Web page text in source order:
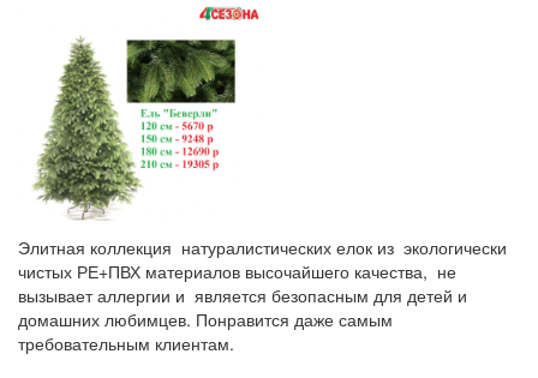
Элитная коллекция натуралистических елок из экологически
чистых РЕ+ПВХ материалов высочайшего качества, не
вызывает аллергии и является безопасным для детей и
домашних любимцев. Понравится даже самым
требовательным клиентам.